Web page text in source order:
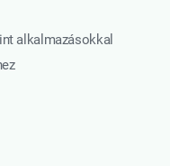
alkalmazásokkal